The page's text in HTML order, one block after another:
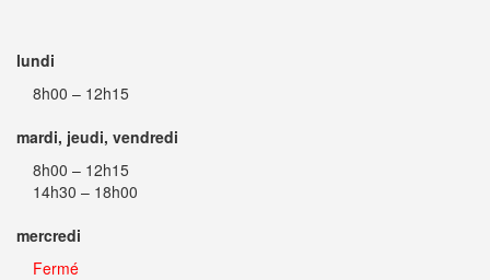
lundi
8h00 – 12h15
mardi, jeudi, vendredi
8h00 – 12h15
14h30 – 18h00
mercredi
Fermé